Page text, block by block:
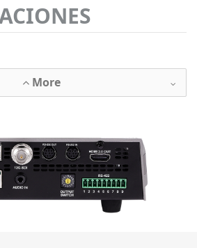
More